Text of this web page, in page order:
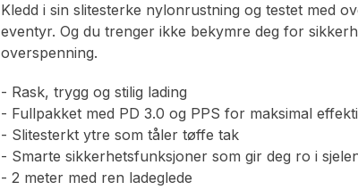
Kledd i sin slitesterke nylonrustning og testet med
eventyr. Og du trenger ikke bekymre deg for
overspenning.
- Rask, trygg og stilig lading
- Fullpakket med PD 3.0 og PPS for maksimal
- Slitesterkt ytre som tåler tøffe tak
- Smarte sikkerhetsfunksjoner som gir deg ro i
- 2 meter med ren ladeglede